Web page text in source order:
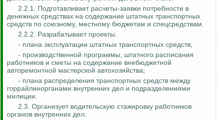
2.2.1. Подготавливает расчеты-заявки потребности в
денежных средствах на содержание штатных транспортных
средств по союзному, местному бюджетам и спецсредствам.
2.2.2. Разрабатывает проекты:
- плана эксплуатации штатных транспортных средств;
- производственной программы, штатного расписания
работников и сметы на содержание внебюджетной
авторемонтной мастерской автохозяйства;
- плана распределения транспортных средств между
горрайлинорганами внутренних дел и подразделениями
милиции.
2.3. Организует водительскую стажировку работников
органов внутренних дел.